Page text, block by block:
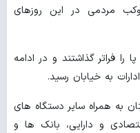
با برپایی موکب مردمی در این روزهای
را فراتر گذاشتند و در ادامه
به خیابان رسید.
به همراه سایر دستگاه های
و دارایی، بانک ها و